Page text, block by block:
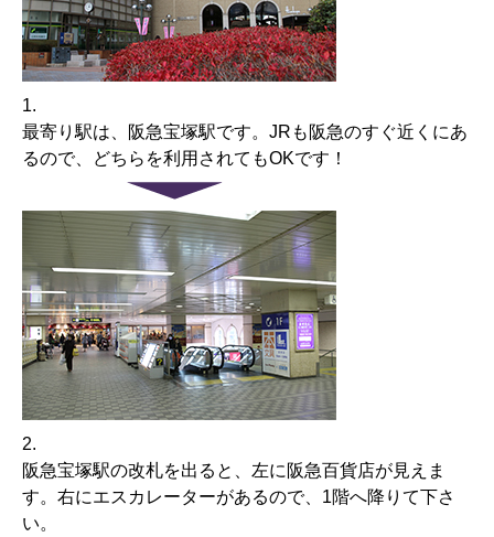
1.
最寄り駅は、阪急宝塚駅です。JRも阪急のすぐ近くにあ
るので、どちらを利用されてもOKです！
2.
阪急宝塚駅の改札を出ると、左に阪急百貨店が見えま
す。右にエスカレーターがあるので、1階へ降りて下さ
い。